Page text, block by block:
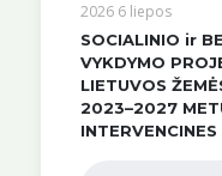
2026 6 liepos
SOCIALINIO ir
VYKDYMO
LIETUVOS
2023–2027